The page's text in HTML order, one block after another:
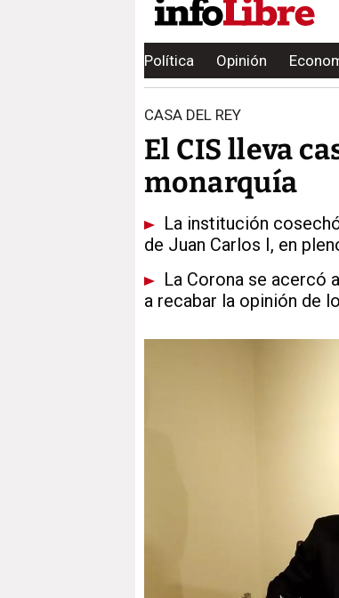
Política Opinión
CASA DEL REY
El CIS lleva
monarquía
La institución
de Juan Carlos I, en
La Corona se acercó
a recabar la opinión de